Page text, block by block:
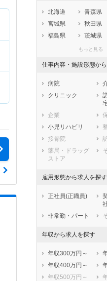
北海道 青森県
宮城県
秋田県
福島県
茨城県
埼玉県
石川県
福井県
静岡県
愛知県
兵庫県
奈良県
鳥取県
島根県
広島県
山口県
香川県
愛媛県
熊本県
大分県
もっと見る
仕事内容・施設形態か
病院
クリニック
企業
小児リハビリ
接骨院
薬局・ドラッグ
ストア
雇用形態から求人を探す
正社員(正職員)
非常勤・パート
年収から求人を探す
年収300万円～
年収400万円～
年収500万円～